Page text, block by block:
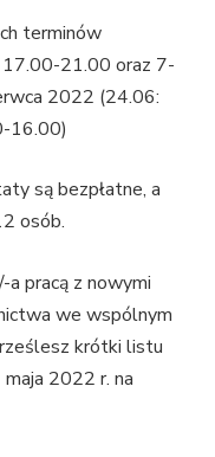
terminów
21.00 oraz 7-
2022 (24.06:
16.00)
są bezpłatne, a
osób.
pracą z nowymi
we wspólnym
krótki listu
2022 r. na